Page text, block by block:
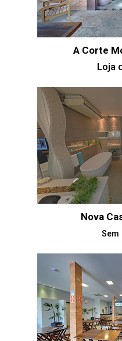
A Corte
Loja
Nova
Sem